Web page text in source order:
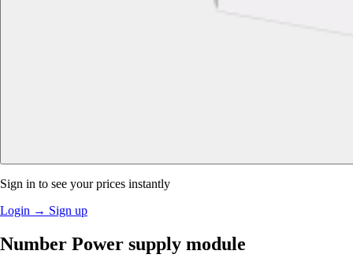
Sign in to see your prices instantly
Login → Sign up
Number Power supply module